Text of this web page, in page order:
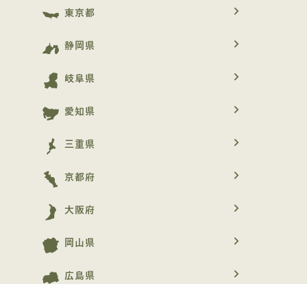
東京都 navigate_next
静岡県 navigate_next
岐阜県 navigate_next
愛知県 navigate_next
三重県 navigate_next
京都府 navigate_next
大阪府 navigate_next
岡山県 navigate_next
広島県 navigate_next